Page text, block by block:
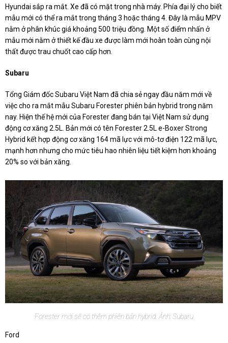
Hyundai sắp ra mắt. Xe đã có mặt trong nhà máy. Phía đại lý cho biết
mẫu mới có thể ra mắt trong tháng 3 hoặc tháng 4. Đây là mẫu MPV
nằm ở phân khúc giá khoảng 500 triệu đồng. Một số điểm nhấn ở
mẫu mới nằm ở thiết kế đầu xe được làm mới hoàn toàn cùng nội
thất được trau chuốt cao cấp hơn.
Subaru
Tổng Giám đốc Subaru Việt Nam đã chia sẻ ngay đầu năm mới về
việc cho ra mắt mẫu Subaru Forester phiên bản hybrid trong năm
nay. Hiện thế hệ mới của Forester đang bán tại Việt Nam sử dụng
động cơ xăng 2.5L. Bản mới có tên Forester 2.5L e-Boxer Strong
Hybrid kết hợp động cơ xăng 164 mã lực với mô-tơ điện 122 mã lực,
mạnh hơn nhưng cho mức tiêu hao nhiên liệu tiết kiệm hơn khoảng
20% so với bản xăng.
Forester mới sẽ có thêm phiên bản hybrid. Ảnh: Subaru
Ford